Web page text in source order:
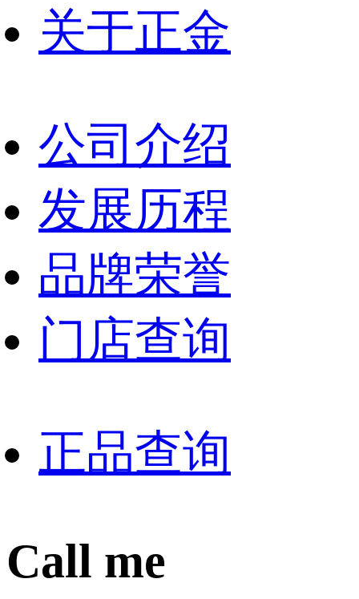
关于正金
公司介绍
发展历程
品牌荣誉
门店查询
正品查询
Call me